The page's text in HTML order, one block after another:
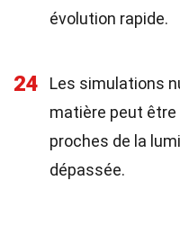
évolution rapide.
24
Les simulations
matière peut
proches de la
dépassée.